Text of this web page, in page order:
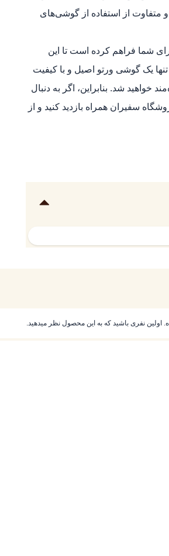
متفاوت از استفاده از گوشی‌های
شما فراهم کرده است تا این
یک گوشی ورتو اصیل و با کیفیت
خواهید شد. بنابراین، اگر به دنبال
سفیران همراه بازدید کنید و از
اولین نفری باشید که به این محصول نظر میدهید.